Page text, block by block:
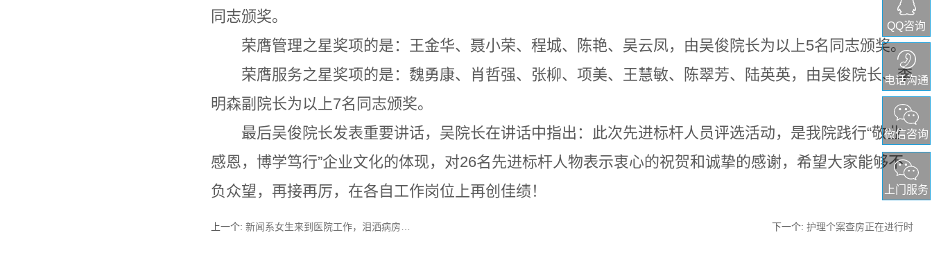
QQ咨询
电话沟通
微信咨询
上门服务
同志颁奖。
荣膺管理之星奖项的是：王金华、聂小荣、程城、陈艳、吴云凤，由吴俊院长为以上5名同志颁奖。
荣膺服务之星奖项的是：魏勇康、肖哲强、张柳、项美、王慧敏、陈翠芳、陆英英，由吴俊院长、李
明森副院长为以上7名同志颁奖。
最后吴俊院长发表重要讲话，吴院长在讲话中指出：此次先进标杆人员评选活动，是我院践行“敬业
感恩，博学笃行”企业文化的体现，对26名先进标杆人物表示衷心的祝贺和诚挚的感谢，希望大家能够不
负众望，再接再厉，在各自工作岗位上再创佳绩！
上一个: 新闻系女生来到医院工作，泪洒病房… 下一个: 护理个案查房正在进行时